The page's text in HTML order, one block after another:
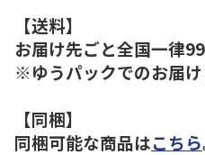
【送料】
お届け先ごと全国一律
※ゆうパックでのお届け
【同梱】
同梱可能な商品はこちら